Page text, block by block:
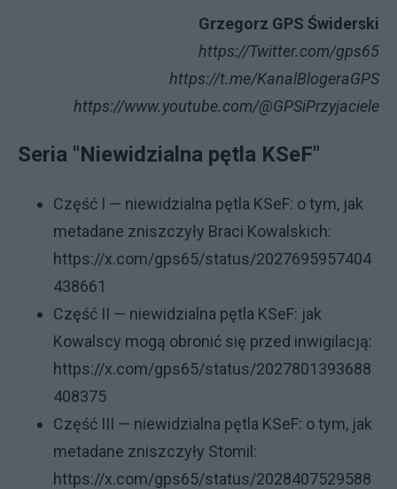
Grzegorz GPS Świderski
https://Twitter.com/gps65
https://t.me/KanalBlogeraGPS
https://www.youtube.com/@GPSiPrzyjaciele
Seria "Niewidzialna pętla KSeF"
Część I — niewidzialna pętla KSeF: o tym, jak
metadane zniszczyły Braci Kowalskich:
https://x.com/gps65/status/2027695957404
438661
Część II — niewidzialna pętla KSeF: jak
Kowalscy mogą obronić się przed inwigilacją:
https://x.com/gps65/status/2027801393688
408375
Część III — niewidzialna pętla KSeF: o tym, jak
metadane zniszczyły Stomil:
https://x.com/gps65/status/2028407529588